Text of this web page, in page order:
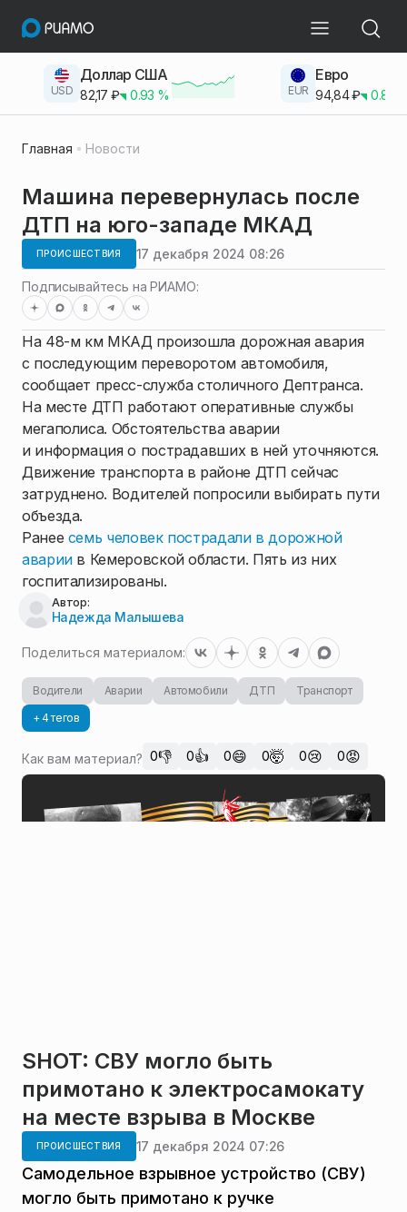
USD
Доллар США
82,17 ₽ 0.93 % EUR
Евро
94,84₽ 0.83
Главная Новости
Машина перевернулась после
ДТП на юго-западе МКАД
ПРОИСШЕСТВИЯ 17 декабря 2024 08:26
Подписывайтесь на РИАМО:
На 48-м км МКАД произошла дорожная авария
с последующим переворотом автомобиля,
сообщает пресс-служба столичного Дептранса.
На месте ДТП работают оперативные службы
мегаполиса. Обстоятельства аварии
и информация о пострадавших в ней уточняются.
Движение транспорта в районе ДТП сейчас
затруднено. Водителей попросили выбирать пути
объезда.
Ранее семь человек пострадали в дорожной
авариив Кемеровской области. Пять из них
госпитализированы.
Автор:
Надежда Малышева
Поделиться материалом:
Водители Аварии Автомобили ДТП
Транспорт
+ 4 тегов
Как вам материал? 0👎 0👍 0😄 0🤯 0😢 0😡
SHOT: СВУ могло быть
примотано к электросамокату
на месте взрыва в Москве
ПРОИСШЕСТВИЯ 17 декабря 2024 07:26
Самодельное взрывное устройство (СВУ)
могло быть примотано к ручке